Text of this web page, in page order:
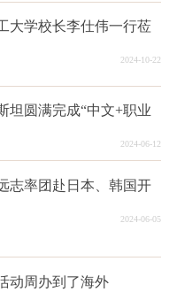
大学校长李仕伟一行莅
2024-10-22
坦圆满完成“中文+职业
2024-06-12
志率团赴日本、韩国开
2024-06-05
动周办到了海外